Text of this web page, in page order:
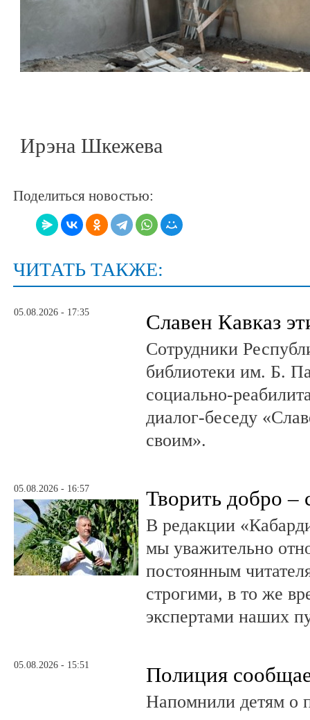
Ирэна Шкежева
Поделиться новостью:
ЧИТАТЬ ТАКЖЕ:
05.08.2026 - 17:35 Славен Кавказ
Сотрудники
библиотеки им. Б.
социально-
диалог-беседу
своим».
05.08.2026 - 16:57 Творить добро –
В редакции
мы уважительно
постоянным
строгими, в то же
экспертами наших
05.08.2026 - 15:51 Полиция
Напомнили детям о